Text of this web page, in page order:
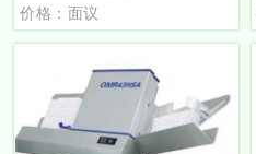
价格：面议